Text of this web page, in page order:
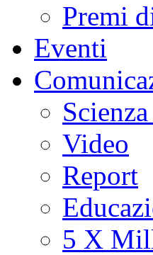
Premi
Eventi
Video
Report
5 X